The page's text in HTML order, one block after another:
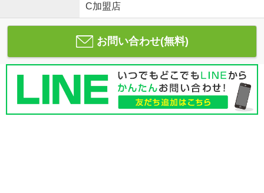
C加盟店
お問い合わせ(無料)